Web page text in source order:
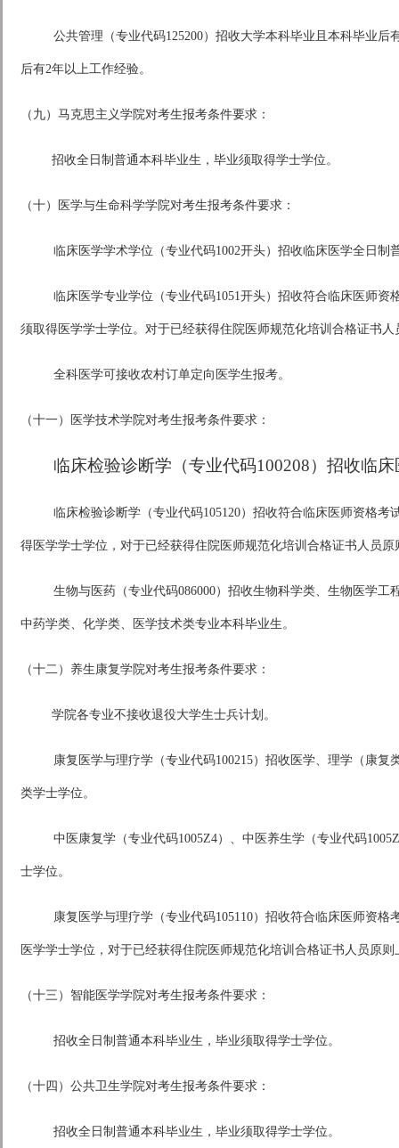
公共管理（专业代码125200）招收大学本科毕业且本科毕业
后有2年以上工作经验。
（九）马克思主义学院对考生报考条件要求：
招收全日制普通本科毕业生，毕业须取得学士学位。
（十）医学与生命科学学院对考生报考条件要求：
临床医学学术学位（专业代码1002开头）招收临床医学全日
临床医学专业学位（专业代码1051开头）招收符合临床医师
须取得医学学士学位。对于已经获得住院医师规范化培训合格证书
全科医学可接收农村订单定向医学生报考。
（十一）医学技术学院对考生报考条件要求：
临床检验诊断学（专业代码100208）招收临
临床检验诊断学（专业代码105120）招收符合临床医师资格
得医学学士学位，对于已经获得住院医师规范化培训合格证书人员
生物与医药（专业代码086000）招收生物科学类、生物医学
中药学类、化学类、医学技术类专业本科毕业生。
（十二）养生康复学院对考生报考条件要求：
学院各专业不接收退役大学生士兵计划。
康复医学与理疗学（专业代码100215）招收医学、理学（康
类学士学位。
中医康复学（专业代码1005Z4）、中医养生学（专业代码
士学位。
康复医学与理疗学（专业代码105110）招收符合临床医师资
医学学士学位，对于已经获得住院医师规范化培训合格证书人员原
（十三）智能医学学院对考生报考条件要求：
招收全日制普通本科毕业生，毕业须取得学士学位。
（十四）公共卫生学院对考生报考条件要求：
招收全日制普通本科毕业生，毕业须取得学士学位。